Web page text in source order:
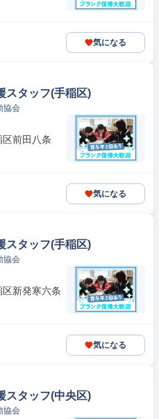
気になる
スタッフ(手稲区)
協会
前田八条
気になる
スタッフ(手稲区)
協会
新発寒六条
気になる
スタッフ(中央区)
協会